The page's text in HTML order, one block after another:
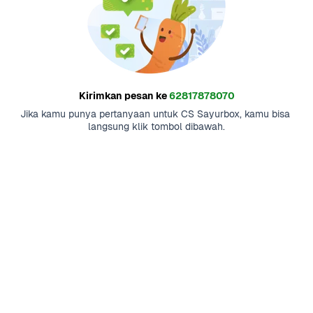
Kirimkan pesan ke62817878070
Jika kamu punya pertanyaan untuk CS Sayurbox, kamu bisa
langsung klik tombol dibawah.